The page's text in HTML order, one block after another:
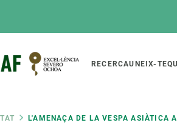
Main
RECERCAUNEIX-TE
L'AMENAÇA DE LA VESPA ASIÀTICA